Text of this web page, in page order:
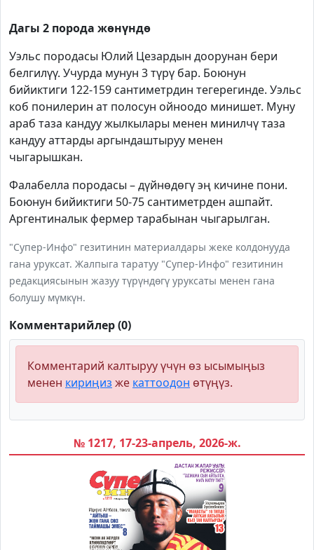
Дагы 2 порода жөнүндө
Уэльс породасы Юлий Цезардын доорунан бери
белгилүү. Учурда мунун 3 түрү бар. Боюнун
бийиктиги 122-159 сантиметрдин тегерегинде. Уэльс
коб понилерин ат полосун ойноодо минишет. Муну
араб таза кандуу жылкылары менен минилчү таза
кандуу аттарды аргындаштыруу менен
чыгарышкан.
Фалабелла породасы – дүйнөдөгү эң кичине пони.
Боюнун бийиктиги 50-75 сантиметрден ашпайт.
Аргентиналык фермер тарабынан чыгарылган.
"Супер-Инфо" гезитинин материалдары жеке колдонууда
гана уруксат. Жалпыга таратуу "Супер-Инфо" гезитинин
редакциясынын жазуу түрүндөгү уруксаты менен гана
болушу мүмкүн.
Комментарийлер (0)
Комментарий калтыруу үчүн өз ысымыңыз
менен кириңиз же каттоодон өтүңүз.
№ 1217, 17-23-апрель, 2026-ж.